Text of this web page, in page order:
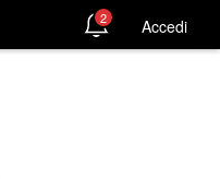
2 Accedi